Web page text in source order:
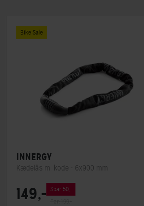
Bike Sale
INNERGY
Kædelås m. kode - 6x900 mm
149,-
Spar 50,-